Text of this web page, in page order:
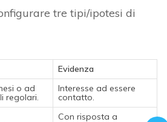
tre tipi/ipotesi di
Evidenza
o ad
regolari.
Interesse ad essere
contatto.
Con risposta a